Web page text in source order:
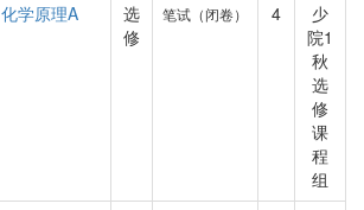
化学原理A
选
修
笔试（闭卷） 4
少
院1
秋
选
修
课
程
组